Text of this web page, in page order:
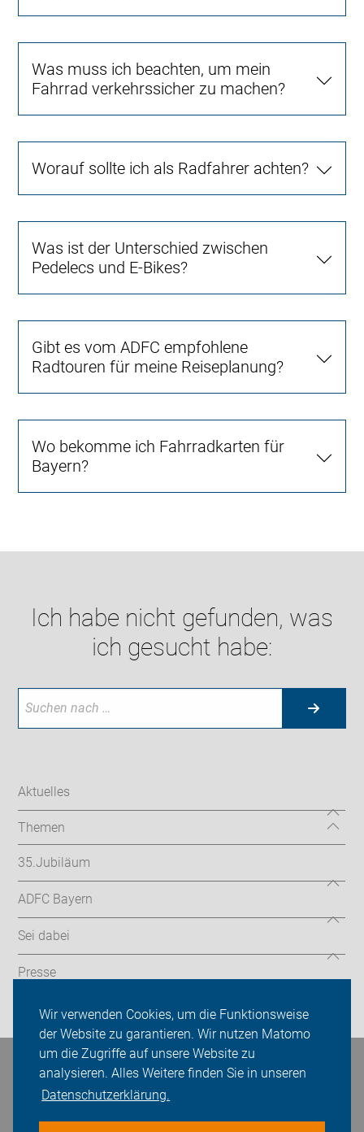
Wir verwenden Cookies, um die Funktionsweise
der Website zu garantieren. Wir nutzen Matomo
um die Zugriffe auf unsere Website zu
analysieren. Alles Weitere finden Sie in unseren
Datenschutzerklärung.
Was muss ich beachten, um mein
Fahrrad verkehrssicher zu machen?
Worauf sollte ich als Radfahrer achten?
Was ist der Unterschied zwischen
Pedelecs und E-Bikes?
Gibt es vom ADFC empfohlene
Radtouren für meine Reiseplanung?
Wo bekomme ich Fahrradkarten für
Bayern?
Ich habe nicht gefunden, was
ich gesucht habe:
Aktuelles
Themen
35.Jubiläum
ADFC Bayern
Sei dabei
Presse
Login
Bleiben Sie in Kontakt